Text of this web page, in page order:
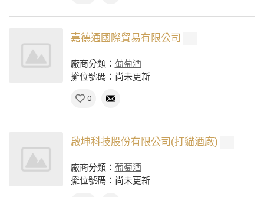
嘉德通國際貿易有限公司
廠商分類： 葡萄酒
攤位號碼：尚未更新
0
啟坤科技股份有限公司(打貓酒廠)
廠商分類： 葡萄酒
攤位號碼：尚未更新